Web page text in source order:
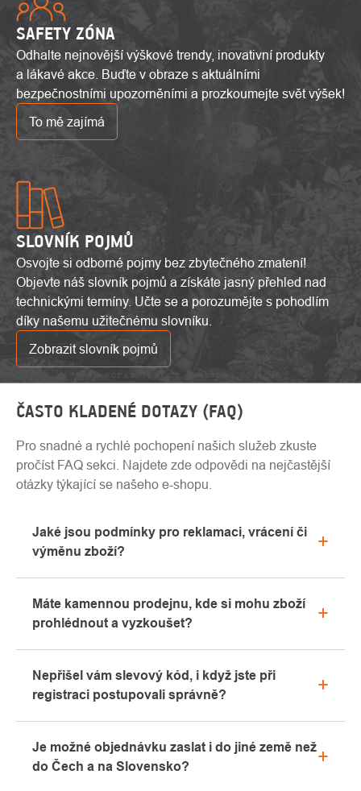
SAFETY ZÓNA
Odhalte nejnovější výškové trendy, inovativní produkty
a lákavé akce. Buďte v obraze s aktuálními
bezpečnostními upozorněními a prozkoumejte svět výšek!
To mě zajímá
SLOVNÍK POJMŮ
Osvojte si odborné pojmy bez zbytečného zmatení!
Objevte náš slovník pojmů a získáte jasný přehled nad
technickými termíny. Učte se a porozumějte s pohodlím
díky našemu užitečnému slovníku.
Zobrazit slovník pojmů
ČASTO KLADENÉ DOTAZY (FAQ)
Pro snadné a rychlé pochopení našich služeb zkuste
pročíst FAQ sekci. Najdete zde odpovědi na nejčastější
otázky týkající se našeho e-shopu.
Jaké jsou podmínky pro reklamaci, vrácení či
výměnu zboží?
v sekci "Vše o nákupu" nebo nás kontaktujte
emailem či telefonicky.
Máte kamennou prodejnu, kde si mohu zboží
prohlédnout a vyzkoušet?
Rádi vám zde poradíme s výběrem vhodného
vybavení, které si můžete vyzkoušet přímo v našem
Nepřišel vám slevový kód, i když jste při
registraci postupovali správně?
záložku „hromadné“ nebo „SPAM“, velice často zde
email s kódem končí. Pokud jste i přesto svůj
Je možné objednávku zaslat i do jiné země než
do Čech a na Slovensko?